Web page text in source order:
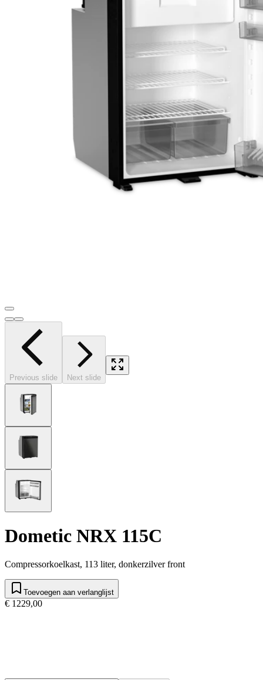
Previous slide Next slide
Dometic NRX 115C
Compressorkoelkast, 113 liter, donkerzilver front
Toevoegen aan verlanglijst
€ 1229,00